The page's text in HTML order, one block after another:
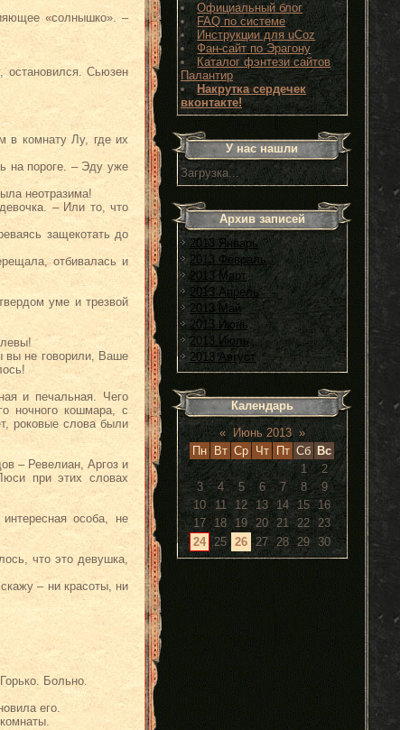
«солнышко». –
остановился. Сьюзен
в комнату Лу, где их
на пороге. – Эду уже
неотразима!
– Или то, что
защекотать до
отбивалась и
уме и трезвой
вы не говорили, Ваше
и печальная. Чего
ночного кошмара, с
роковые слова были
– Ревелиан, Аргоз и
при этих словах
особа, не
что это девушка,
– ни красоты, ни
Больно.
его.
Официальный блог
FAQ по системе
Инструкции для uCoz
Фан-сайт по Эрагону
Каталог фэнтези сайтов
Палантир
Накрутка сердечек
вконтакте!
У нас нашли
Загрузка...
Архив записей
2013 Январь
2013 Февраль
2013 Март
2013 Апрель
2013 Май
2013 Июнь
2013 Июль
2013 Август
Календарь
«
Июнь 2013 »
Пн
Вт Ср Чт Пт Сб Вс
1
2
3
4 5 6 7 8
9
10
11 12 13 14 15
16
17
18 19 20 21 22
23
24 25 26 27 28 29 30